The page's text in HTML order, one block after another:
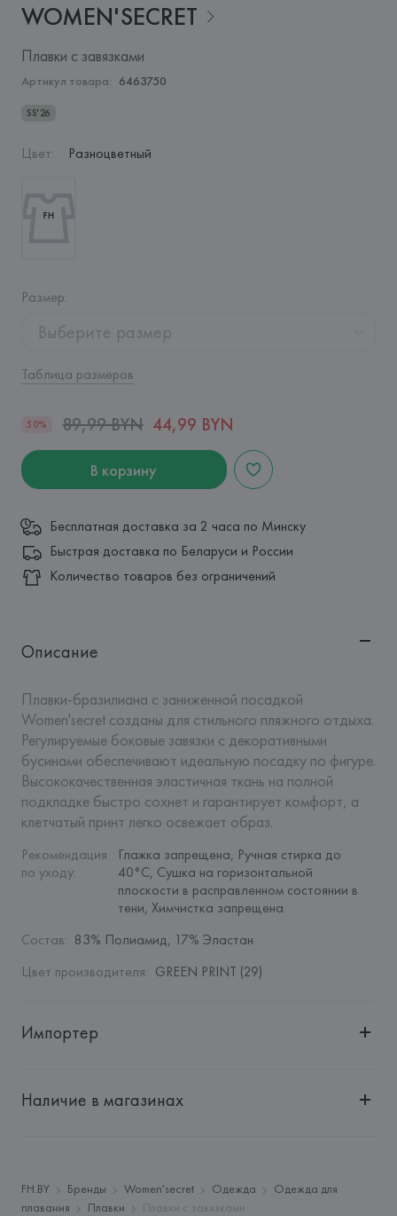
WOMEN'SECRET
Плавки с завязками
Артикул товара: 6463750
SS'26
Цвет: Разноцветный
Размер:
Выберите размер
Таблица размеров
50% 89,99 BYN 44,99 BYN
В корзину
Бесплатная доставка за 2 часа по Минску
Быстрая доставка по Беларуси и России
Количество товаров без ограничений
Описание
Плавки-бразилиана с заниженной посадкой
Women'secret созданы для стильного пляжного отдыха.
Регулируемые боковые завязки с декоративными
бусинами обеспечивают идеальную посадку по фигуре.
Высококачественная эластичная ткань на полной
подкладке быстро сохнет и гарантирует комфорт, а
клетчатый принт легко освежает образ.
Рекомендация
по уходу:
Глажка запрещена, Ручная стирка до
40°C, Сушка на горизонтальной
плоскости в расправленном состоянии в
тени, Химчистка запрещена
Состав: 83% Полиамид, 17% Эластан
Цвет производителя: GREEN PRINT (29)
Импортер
"БелВиринея"
Адрес:
ИСПАНИЯ, EUROFIEL CONFECCION S.A., AVDA
LLANO CASTELLANO, NUM. 51 28034 MADRID,
Наличие в магазинах
FH.BY Бренды Women'secret Одежда
Одежда для
плавания
Плавки Плавки с завязками